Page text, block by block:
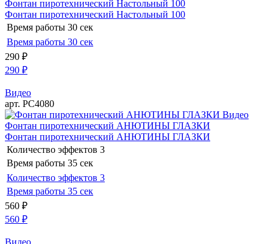
Фонтан пиротехнический Настольный 100
Фонтан пиротехнический Настольный 100
Время работы 30 сек
Время работы 30 сек
290 ₽
290 ₽
Видео
арт. РС4080
Видео
Фонтан пиротехнический АНЮТИНЫ ГЛАЗКИ
Фонтан пиротехнический АНЮТИНЫ ГЛАЗКИ
Количество эффектов 3
Время работы 35 сек
Количество эффектов 3
Время работы 35 сек
560 ₽
560 ₽
Видео